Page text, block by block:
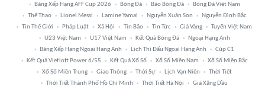
Bảng Xếp Hạng AFF Cup 2026
Bóng Đá Báo Bóng Đá
Bóng Đá Việt Nam
Thể Thao
Lionel Messi Lamine Yamal Nguyễn Xuân Son
Nguyễn Đình Bắc
Tin Thế Giới
Pháp Luật Xã Hội Tin Bão Tin Tức Giá Vàng
Tuyển Việt Nam
U23 Việt Nam
U17 Việt Nam Kết Quả Bóng Đá
Ngoại Hạng Anh
Bảng Xếp Hạng Ngoại Hạng Anh
Lịch Thi Đấu Ngoại Hạng Anh
Cúp C1
Kết Quả Vietlott Power 6/55
Kết Quả Xổ Số Xổ Số Miền Nam
Xổ Số Miền Bắc
Xổ Số Miền Trung
Giao Thông Thời Sự Lịch Vạn Niên
Thời Tiết
Thời Tiết Thành Phố Hồ Chí Minh
Thời Tiết Hà Nội Giá Xăng Dầu